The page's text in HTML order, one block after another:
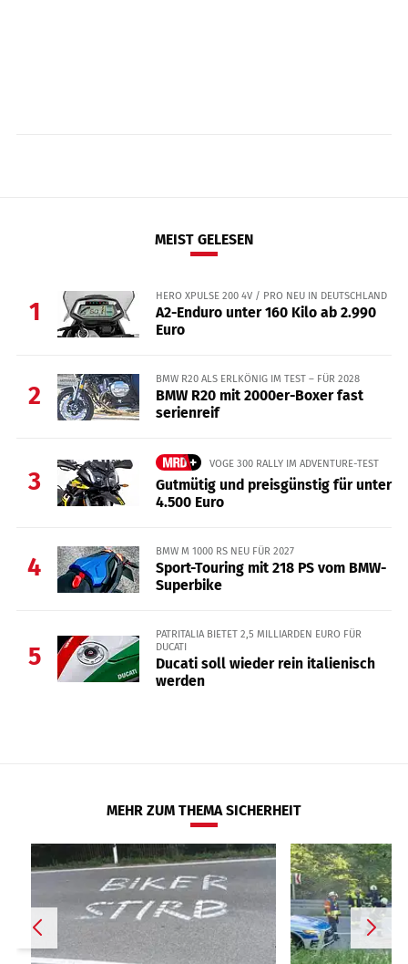
MEIST GELESEN
1
HERO XPULSE 200 4V / PRO NEU IN DEUTSCHLAND
A2-Enduro unter 160 Kilo ab 2.990
Euro
2
BMW R20 ALS ERLKÖNIG IM TEST – FÜR 2028
BMW R20 mit 2000er-Boxer fast
serienreif
3
VOGE 300 RALLY IM ADVENTURE-TEST
Gutmütig und preisgünstig für unter
4.500 Euro
4
BMW M 1000 RS NEU FÜR 2027
Sport-Touring mit 218 PS vom BMW-
Superbike
5
PATRITALIA BIETET 2,5 MILLIARDEN EURO FÜR
DUCATI
Ducati soll wieder rein italienisch
werden
MEHR ZUM THEMA SICHERHEIT